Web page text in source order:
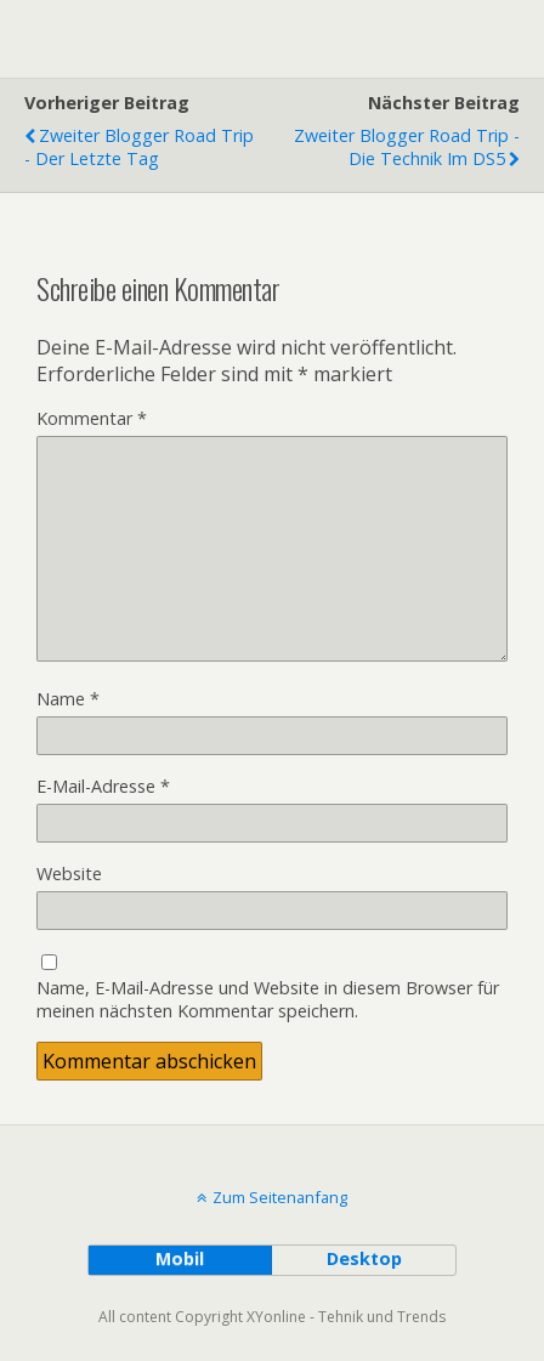
Vorheriger Beitrag
Zweiter Blogger Road Trip
- Der Letzte Tag
Nächster Beitrag
Zweiter Blogger Road Trip -
Die Technik Im DS5
Schreibe einen Kommentar
Deine E-Mail-Adresse wird nicht veröffentlicht.
Erforderliche Felder sind mit* markiert
Kommentar*
Name *
E-Mail-Adresse *
Website
Name, E-Mail-Adresse und Website in diesem Browser für
meinen nächsten Kommentar speichern.
Zum Seitenanfang
Mobil Desktop
All content Copyright XYonline - Tehnik und Trends